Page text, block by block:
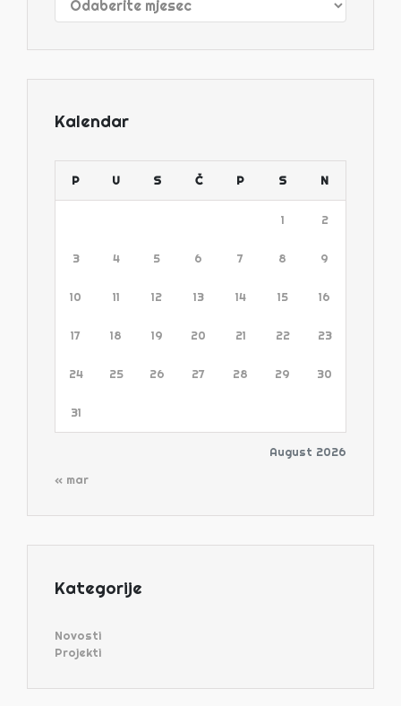
Kalendar
August 2026
P U S Č P S N
1 2
3 4 5 6 7 8 9
10 11 12 13 14 15 16
17 18 19 20 21 22 23
24 25 26 27 28 29 30
31
« mar
Kategorije
Novosti
Projekti